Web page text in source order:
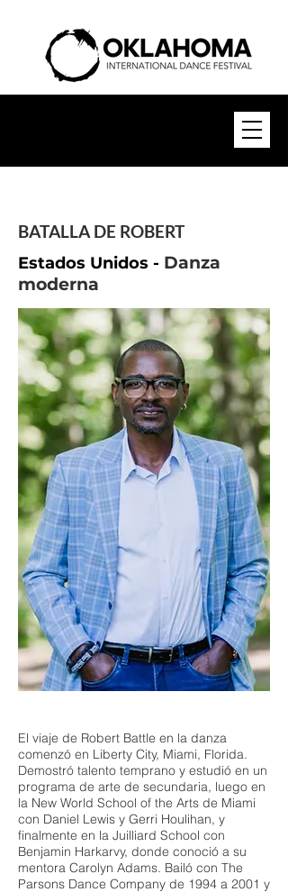
BATALLA DE ROBERT
Estados Unidos - Danza
moderna
El viaje de Robert Battle en la danza
comenzó en Liberty City, Miami, Florida.
Demostró talento temprano y estudió en un
programa de arte de secundaria, luego en
la New World School of the Arts de Miami
con Daniel Lewis y Gerri Houlihan, y
finalmente en la Juilliard School con
Benjamin Harkarvy, donde conoció a su
mentora Carolyn Adams. Bailó con The
Parsons Dance Company de 1994 a 2001 y